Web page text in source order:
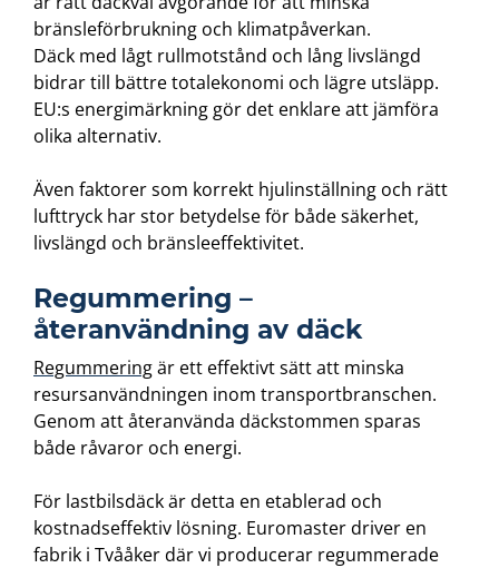
bränsleförbrukning och klimatpåverkan.
Däck med lågt rullmotstånd och lång livslängd
bidrar till bättre totalekonomi och lägre utsläpp.
EU:s energimärkning gör det enklare att jämföra
olika alternativ.
Även faktorer som korrekt hjulinställning och rätt
lufttryck har stor betydelse för både säkerhet,
livslängd och bränsleeffektivitet.
Regummering –
återanvändning av däck
Regummeringär ett effektivt sätt att minska
resursanvändningen inom transportbranschen.
Genom att återanvända däckstommen sparas
både råvaror och energi.
För lastbilsdäck är detta en etablerad och
kostnadseffektiv lösning. Euromaster driver en
fabrik i Tvååker där vi producerar regummerade